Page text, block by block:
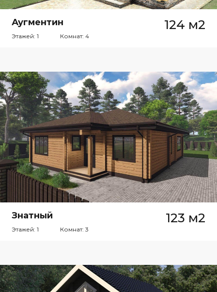
Аугментин 124 м2
Этажей: 1 Комнат: 4
Знатный 123 м2
Этажей: 1 Комнат: 3